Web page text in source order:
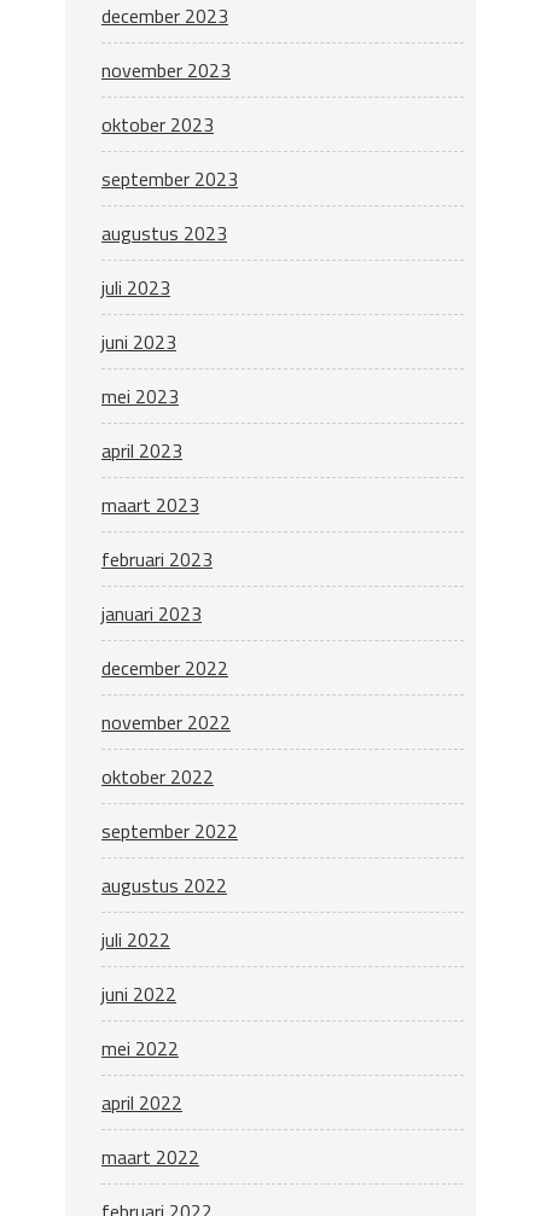
december 2023
november 2023
oktober 2023
september 2023
augustus 2023
juli 2023
juni 2023
mei 2023
april 2023
maart 2023
februari 2023
januari 2023
december 2022
november 2022
oktober 2022
september 2022
augustus 2022
juli 2022
juni 2022
mei 2022
april 2022
maart 2022